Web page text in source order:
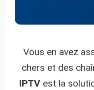
Vous en avez
chers et des
IPTVest la